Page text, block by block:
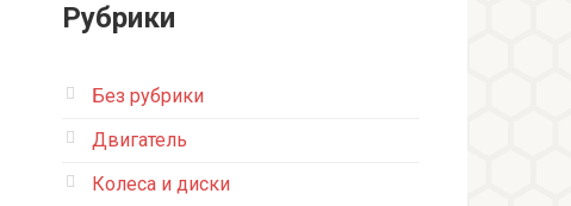
Рубрики
Без рубрики
Двигатель
Колеса и диски